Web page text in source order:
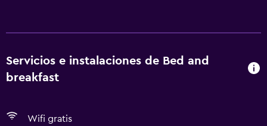
Servicios e instalaciones de Bed and
breakfast
Wifi gratis